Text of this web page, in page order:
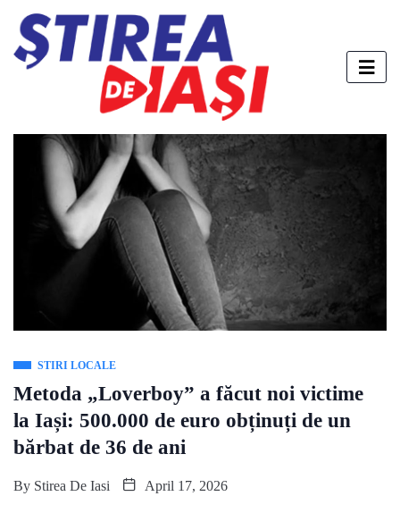
STIRI LOCALE
Metoda „Loverboy” a făcut noi victime
la Iași: 500.000 de euro obținuți de un
bărbat de 36 de ani
By Stirea De Iasi April 17, 2026